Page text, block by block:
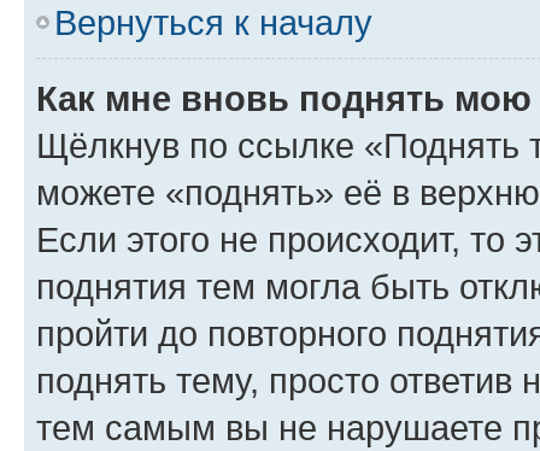
Вернуться к началу
Как мне вновь поднять мою
Щёлкнув по ссылке «Поднять
можете «поднять» её в
Если этого не происходит, то
поднятия тем могла быть
пройти до повторного
поднять тему, просто ответив
тем самым вы не нарушаете